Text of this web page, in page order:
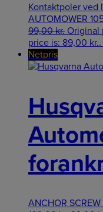
Kontaktpoler ved
AUTOMOWER
99,00kr. Original
price is: 89,00 kr..
Netpris
ANCHOR SCREW